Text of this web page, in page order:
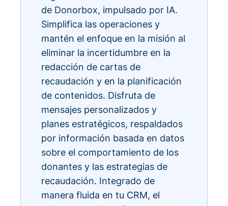
de Donorbox, impulsado por IA.
Simplifica las operaciones y
mantén el enfoque en la misión al
eliminar la incertidumbre en la
redacción de cartas de
recaudación y en la planificación
de contenidos. Disfruta de
mensajes personalizados y
planes estratégicos, respaldados
por información basada en datos
sobre el comportamiento de los
donantes y las estrategias de
recaudación. Integrado de
manera fluida en tu CRM, el